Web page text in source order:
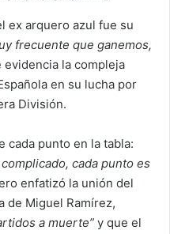
ex arquero azul fue su
frecuente que ganemos,
evidencia la compleja
en su lucha por
División.
cada punto en la tabla:
cada punto es
enfatizó la unión del
de Miguel Ramírez,
a muerte” y que el